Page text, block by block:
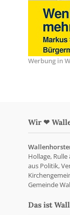
Werbung in
Wir ❤
Hollage,
aus Politik,
Gemeinde
Das ist